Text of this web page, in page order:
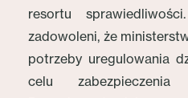
resortu
zadowoleni, że
potrzeby uregulowania
celu